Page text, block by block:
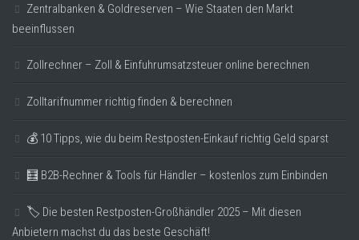
Zentralbanken & Goldreserven – Wie Staaten den Markt
beeinflussen
Zollrechner – Zoll & Einfuhrumsatzsteuer online berechnen
Zolltarifnummer richtig finden & berechnen
💰 10 Tipps, wie du beim Restposten-Einkauf richtig Geld sparst
🧮 B2B-Rechner & Tools für Händler – kostenlos zum Einbinden
🏷️ Die besten Restposten-Großhändler 2025 – Mit diesen
Anbietern machst du das beste Geschäft!